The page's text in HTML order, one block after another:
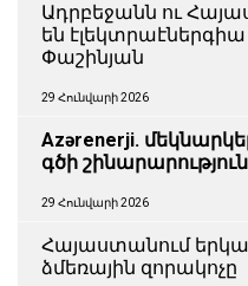
Ադրբեջանն ու
են
Փաշինյան
29 Հունվարի 2026
Azərenerji.
գծի
29 Հունվարի 2026
Հայաստանում
ձմեռային զորակոչը